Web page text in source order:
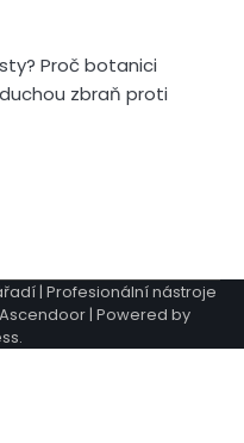
Proč botanici
zbraň proti
| Profesionální nástroje
Ascendoor| Powered by
.